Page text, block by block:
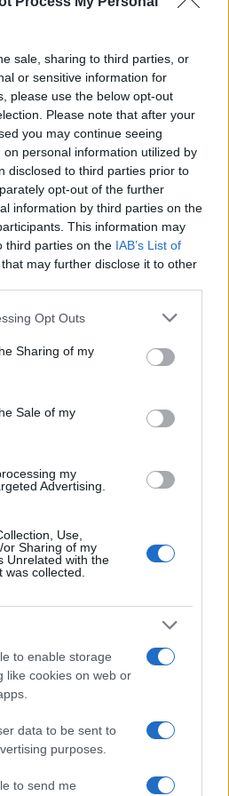
sale, sharing to third parties, or
or sensitive information for
please use the below opt-out
Please note that after your
you may continue seeing
personal information utilized by
disclosed to third parties prior to
opt-out of the further
information by third parties on the
This information may
third parties on the IAB’s List of
that may further disclose it to other
app uses one or more Google
behaviour. You may click to
and its third-party tags to
purposes in below Google
Opt Outs
Sharing of my
Sale of my
my
Advertising.
Use,
Sharing of my
Unrelated with the
collected.
to enable storage
like cookies on web or
data to be sent to
purposes.
to send me
e judicial em litígios fiscais